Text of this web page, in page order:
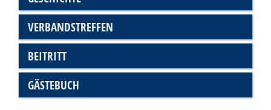
VERBANDSTREFFEN
BEITRITT
GÄSTEBUCH